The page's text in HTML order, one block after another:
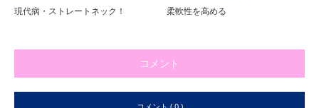
現代病・ストレートネック！ 柔軟性を高める
コメント